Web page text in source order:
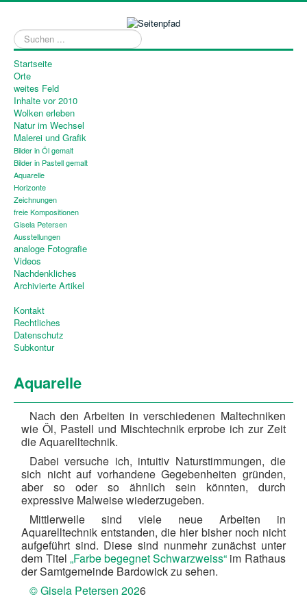
Suchen
...
Startseite
Orte
weites Feld
Inhalte vor 2010
Wolken erleben
Natur im Wechsel
Malerei und Grafik
Bilder in Öl gemalt
Bilder in Pastell gemalt
Aquarelle
Horizonte
Zeichnungen
freie Kompositionen
Gisela Petersen
Ausstellungen
analoge Fotografie
Videos
Nachdenkliches
Archivierte Artikel
Kontakt
Rechtliches
Datenschutz
Subkontur
Aquarelle
Nach den Arbeiten in verschiedenen Maltechniken
wie Öl, Pastell und Mischtechnik erprobe ich zur Zeit
die Aquarelltechnik.
Dabei versuche ich, intuitiv Naturstimmungen, die
sich nicht auf vorhandene Gegebenheiten gründen,
aber so oder so ähnlich sein könnten, durch
expressive Malweise wiederzugeben.
Mittlerweile sind viele neue Arbeiten in
Aquarelltechnik entstanden, die hier bisher noch nicht
aufgeführt sind. Diese sind nunmehr zunächst unter
dem Titel „Farbe begegnet Schwarzweiss“ im Rathaus
der Samtgemeinde Bardowick zu sehen.
© Gisela Petersen 2026